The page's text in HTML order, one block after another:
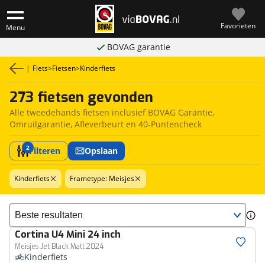
Menu Favorieten
BOVAG garantie
| Fiets>Fietsen>Kinderfiets
273 fietsen gevonden
Alle tweedehands fietsen inclusief BOVAG Garantie,
Omruilgarantie, Afleverbeurt en 40-Puntencheck
2Filteren Opslaan
Kinderfiets Frametype: Meisjes
Sorteer resultaten
Cortina U4 Mini 24 inch
Meisjes Jet Black Matt 2024
Kinderfiets